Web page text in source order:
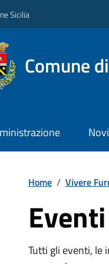
Sicilia
Comune
Home / Vivere
Tutti gli eventi, le